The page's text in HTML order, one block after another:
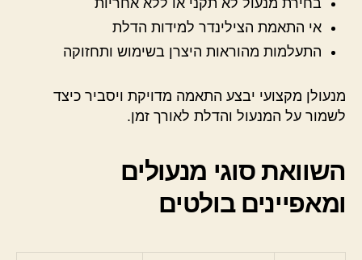
בחירת מנעול לא תקני או ללא אחריות
אי התאמת הצילינדר למידות הדלת
התעלמות מהוראות היצרן בשימוש ותחזוקה
מנעולן מקצועי יבצע התאמה מדויקת ויסביר כיצד
לשמור על המנעול והדלת לאורך זמן.
השוואת סוגי מנעולים
ומאפיינים בולטים